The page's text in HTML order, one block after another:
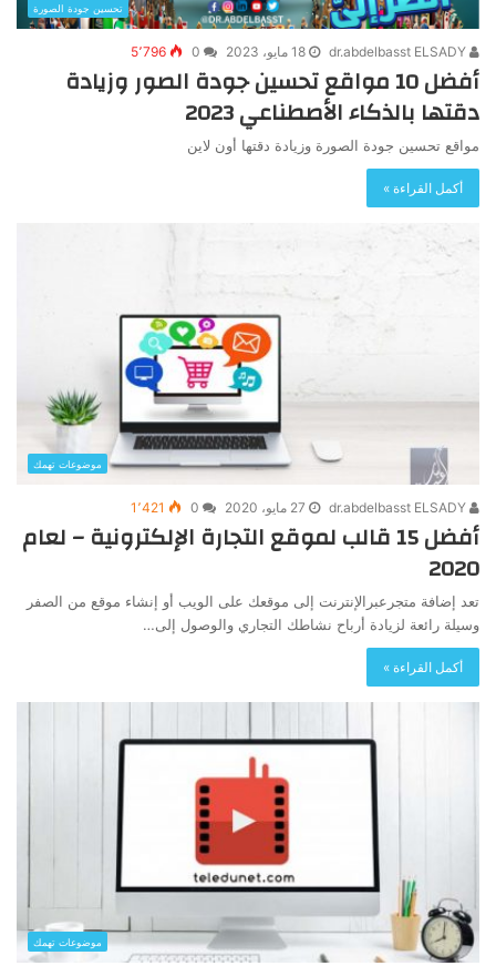
تحسين جودة الصورة
18 مايو، 2023 0 5٬796
أفضل 10 مواقع تحسين جودة الصور وزيادة
دقتها بالذكاء الأصطناعي 2023
مواقع تحسين جودة الصورة وزيادة دقتها أون لاين
أكمل القراءة »
موضوعات تهمك
27 مايو، 2020 0 1٬421
أفضل 15 قالب لموقع التجارة الإلكترونية – لعام
2020
تعد إضافة متجرعبرالإنترنت إلى موقعك على الويب أو إنشاء موقع من الصفر
وسيلة رائعة لزيادة أرباح نشاطك التجاري والوصول إلى…
أكمل القراءة »
موضوعات تهمك